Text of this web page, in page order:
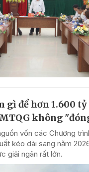
gì để hơn 1.600
không
vốn các Chương
kéo dài sang năm
giải ngân rất lớn.